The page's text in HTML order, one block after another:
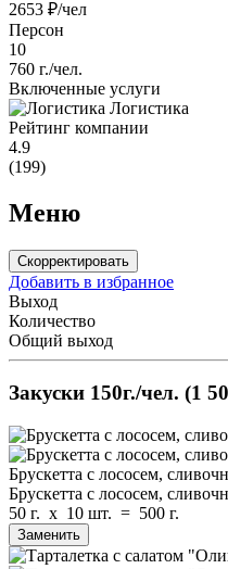
2653 ₽/чел
Персон
10
760 г./чел.
Включенные услуги
Логистика
Рейтинг компании
4.9
(199)
Меню
Скорректировать
Добавить в избранное
Выход
Количество
Общий выход
Закуски 150г./чел. (1
Брускетта с лососем,
Брускетта с лососем,
50 г. x 10 шт. = 500 г.
Заменить